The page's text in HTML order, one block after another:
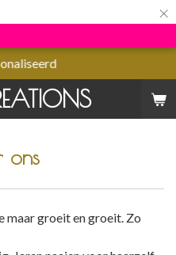
×
ons
maar groeit en groeit. Zo